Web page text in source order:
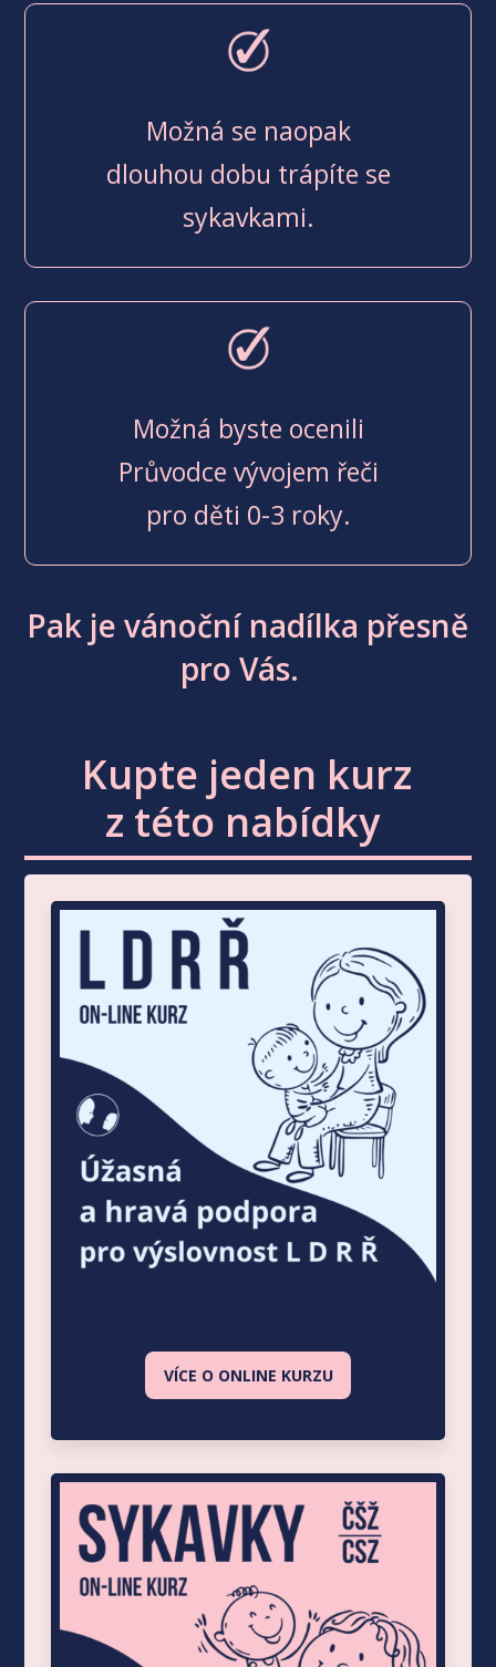
Možná se naopak
dlouhou dobu trápíte se
sykavkami.
Možná byste ocenili
Průvodce vývojem řeči
pro děti 0-3 roky.
Pak je vánoční nadílka přesně
pro Vás.
Kupte jeden kurz
z této nabídky
VÍCE O ONLINE KURZU